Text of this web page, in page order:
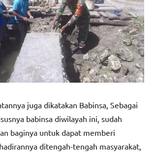
juga dikatakan Babinsa, Sebagai
babinsa diwilayah ini, sudah
baginya untuk dapat memberi
ditengah-tengah masyarakat,